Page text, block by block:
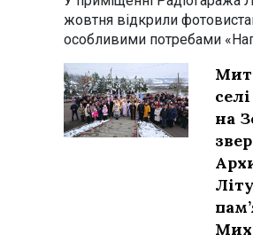
жовтня відкрили
особливими потребами
на